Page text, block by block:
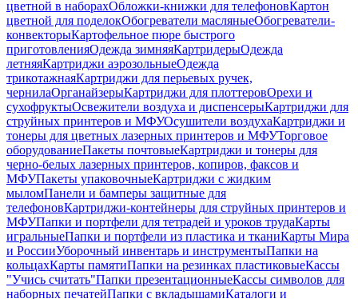
цветной в наборахОбложки-книжки для телефоновКартон
цветной для поделокОбогреватели масляныеОбогреватели-
конвекторыКартофельное пюре быстрого
приготовленияОдежда зимняяКартридерыОдежда
летняяКартриджи аэрозольныеОдежда
трикотажнаяКартриджи для перьевых ручек,
чернилаОрганайзерыКартриджи для плоттеровОрехи и
сухофруктыОсвежители воздуха и диспенсерыКартриджи для
струйных принтеров и МФУОсушители воздухаКартриджи и
тонеры для цветных лазерных принтеров и МФУТорговое
оборудованиеПакеты почтовыеКартриджи и тонеры для
черно-белых лазерных принтеров, копиров, факсов и
МФУПакеты упаковочныеКартриджи с жидким
мыломПанели и бамперы защитные для
телефоновКартриджи-контейнеры для струйных принтеров и
МФУПапки и портфели для тетрадей и уроков трудаКарты
игральныеПапки и портфели из пластика и тканиКарты Мира
и РоссииУборочный инвентарь и инструментыПапки на
кольцахКарты памятиПапки на резинках пластиковыеКассы
"Учись считать"Папки презентационныеКассы символов для
наборных печатейПапки с вкладышамиКаталоги и